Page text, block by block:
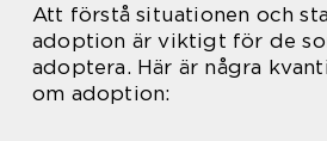
Att förstå situationen och
adoption är viktigt för de
adoptera. Här är några
om adoption: